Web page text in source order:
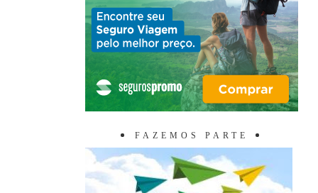
FAZEMOS PARTE